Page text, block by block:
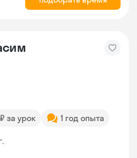
за урок 1 год опыта